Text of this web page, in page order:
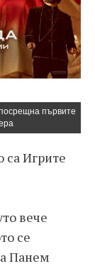
първите
са Игрите
вече
се
Панем